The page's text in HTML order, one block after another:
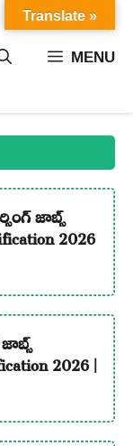
MENU
జాబ్స్
2026
2026 |
Translate »